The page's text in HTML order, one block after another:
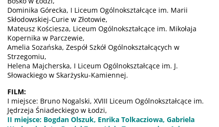
Dominika Górecka, I Liceum Ogólnokształcące im. Marii
Skłodowskiej-Curie w Złotowie,
Mateusz Kościesza, Liceum Ogólnokształcące im. Mikołaja
Kopernika w Parczewie,
Amelia Sozańska, Zespół Szkół Ogólnokształcących w
Strzegomiu,
Helena Majcherska, I Liceum Ogólnokształcące im. J.
Słowackiego w Skarżysku-Kamiennej.
FILM:
I miejsce: Bruno Nogalski, XVIII Liceum Ogólnokształcące im.
Jędrzeja Śniadeckiego w Łodzi,
II miejsce: Bogdan Olszuk, Enrika Tolkacziowa, Gabriela